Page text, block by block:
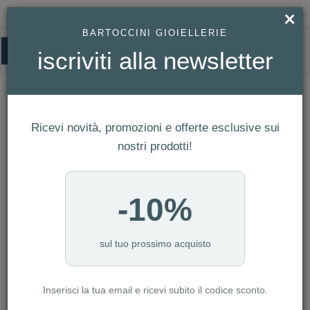
HOMEPAGE
COLLANA IN ORO GIALLO SIMBOLO FARFALLA CON PERLA REF. 766247
con Perla Ref. 766247
×
BARTOCCINI GIOIELLERIE
iscriviti alla newsletter
Ricevi novità, promozioni e offerte esclusive sui
nostri prodotti!
-10%
sul tuo prossimo acquisto
Inserisci la tua email e ricevi subito il codice sconto.